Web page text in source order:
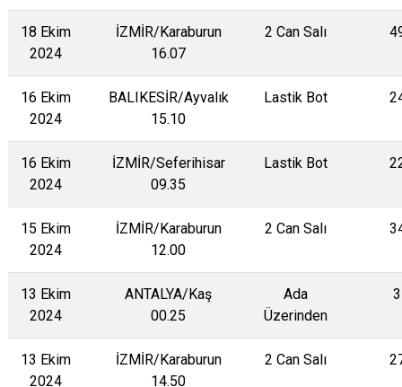
18 Ekim
2024
İZMİR/Karaburun
16.07
2 Can Salı
16 Ekim
2024
BALIKESİR/Ayvalık
15.10
Lastik Bot
16 Ekim
2024
İZMİR/Seferihisar
09.35
Lastik Bot
15 Ekim
2024
İZMİR/Karaburun
12.00
2 Can Salı
13 Ekim
2024
ANTALYA/Kaş
00.25
Ada
Üzerinden
3
13 Ekim
2024
İZMİR/Karaburun
14.50
2 Can Salı